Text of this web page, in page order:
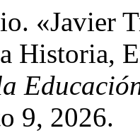
«Javier
Historia,
9, 2026.